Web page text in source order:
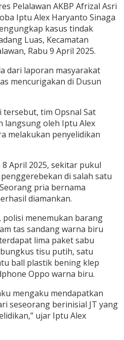
Pelalawan AKBP Afrizal Asri
Iptu Alex Haryanto Sinaga
kasus tindak
Luas, Kecamatan
Rabu 9 April 2025.
dari laporan masyarakat
mencurigakan di Dusun
tim Opsnal Sat
langsung oleh Iptu Alex
melakukan penyelidikan
8 April 2025, sekitar pukul
di salah satu
pria bernama
diamankan.
polisi menemukan barang
tas sandang warna biru
lima paket sabu
tisu putih, satu
ball plastik bening klep
Oppo warna biru.
mengaku mendapatkan
seseorang berinisial JT yang
ujar Iptu Alex